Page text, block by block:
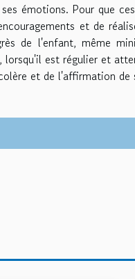
émotions. Pour que
et de
de l'enfant, même
lorsqu'il est régulier et
et de l'affirmation